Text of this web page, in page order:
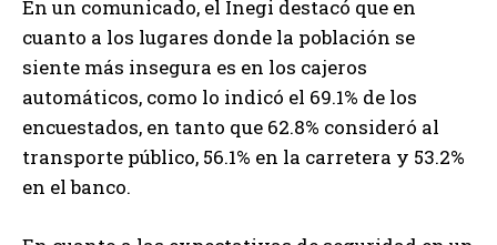
En un comunicado, el Inegi destacó que en
cuanto a los lugares donde la población se
siente más insegura es en los cajeros
automáticos, como lo indicó el 69.1% de los
encuestados, en tanto que 62.8% consideró al
transporte público, 56.1% en la carretera y 53.2%
en el banco.